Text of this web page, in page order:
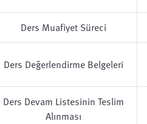
Ders Muafiyet Süreci
Ders Değerlendirme Belgeleri
Ders Devam Listesinin Teslim
Alınması